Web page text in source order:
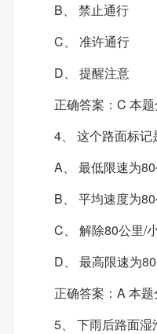
B、 禁止通行
C、 准许通行
D、 提醒注意
正确答案：C 本
4、 这个路面标记
A、 最低限速为
B、 平均速度为
C、 解除80公里/
D、 最高限速为
正确答案：A 本
5、 下雨后路面湿